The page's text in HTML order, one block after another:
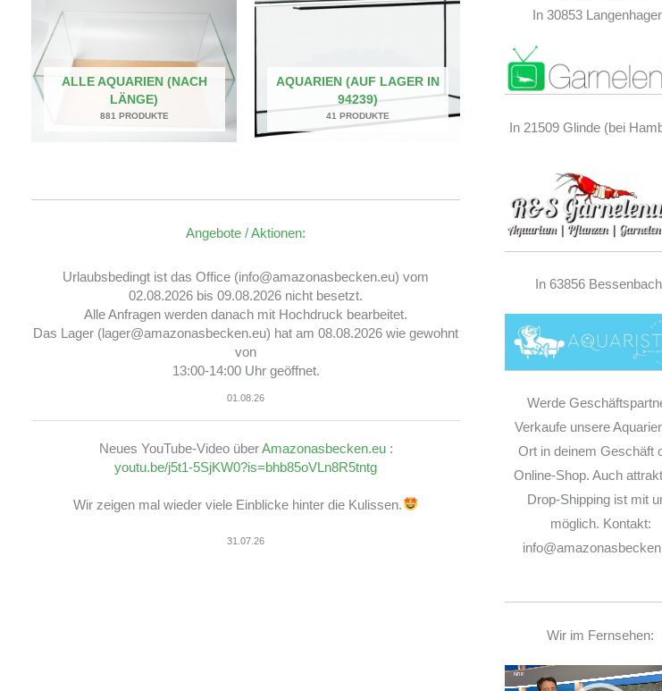
ALLE AQUARIEN (NACH
LÄNGE)
881 PRODUKTE
AQUARIEN (AUF LAGER IN
94239)
41 PRODUKTE
Angebote / Aktionen:
Urlaubsbedingt ist das Office (info@amazonasbecken.eu) vom
02.08.2026 bis 09.08.2026 nicht besetzt.
Alle Anfragen werden danach mit Hochdruck bearbeitet.
Das Lager (lager@amazonasbecken.eu) hat am 08.08.2026 wie gewohnt
von
13:00-14:00 Uhr geöffnet.
01.08.26
Neues YouTube-Video überAmazonasbecken.eu:
youtu.be/j5t1-5SjKW0?is=bhb85oVLn8R5tntg
Wir zeigen mal wieder viele Einblicke hinter die Kulissen.
31.07.26
In 30853
In 21509 Glinde (bei
In 63856
Werde
Verkaufe unsere
Ort in deinem Geschäft
Online-Shop. Auch
Drop-Shipping ist mit
möglich. Kontakt:
Wir im Fernsehen:
Video-